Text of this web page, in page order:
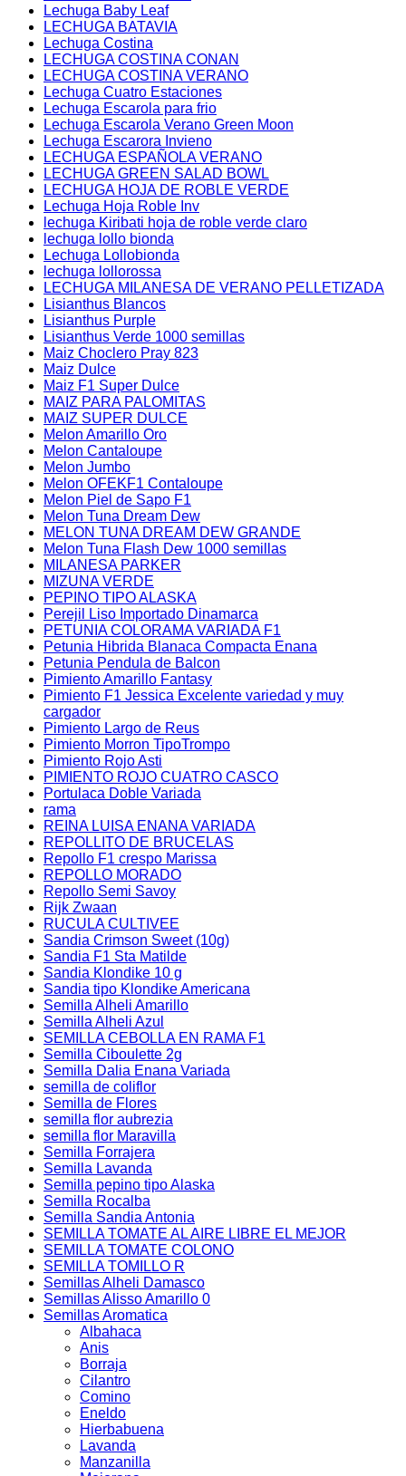
Lechuga Baby Leaf
LECHUGA BATAVIA
Lechuga Costina
LECHUGA COSTINA CONAN
LECHUGA COSTINA VERANO
Lechuga Cuatro Estaciones
Lechuga Escarola para frio
Lechuga Escarola Verano Green Moon
Lechuga Escarora Invieno
LECHUGA ESPAÑOLA VERANO
LECHUGA GREEN SALAD BOWL
LECHUGA HOJA DE ROBLE VERDE
Lechuga Hoja Roble Inv
lechuga Kiribati hoja de roble verde claro
lechuga lollo bionda
Lechuga Lollobionda
lechuga lollorossa
LECHUGA MILANESA DE VERANO PELLETIZADA
Lisianthus Blancos
Lisianthus Purple
Lisianthus Verde 1000 semillas
Maiz Choclero Pray 823
Maiz Dulce
Maiz F1 Super Dulce
MAIZ PARA PALOMITAS
MAIZ SUPER DULCE
Melon Amarillo Oro
Melon Cantaloupe
Melon Jumbo
Melon OFEKF1 Contaloupe
Melon Piel de Sapo F1
Melon Tuna Dream Dew
MELON TUNA DREAM DEW GRANDE
Melon Tuna Flash Dew 1000 semillas
MILANESA PARKER
MIZUNA VERDE
PEPINO TIPO ALASKA
Perejil Liso Importado Dinamarca
PETUNIA COLORAMA VARIADA F1
Petunia Hibrida Blanaca Compacta Enana
Petunia Pendula de Balcon
Pimiento Amarillo Fantasy
Pimiento F1 Jessica Excelente variedad y muy
cargador
Pimiento Largo de Reus
Pimiento Morron TipoTrompo
Pimiento Rojo Asti
PIMIENTO ROJO CUATRO CASCO
Portulaca Doble Variada
rama
REINA LUISA ENANA VARIADA
REPOLLITO DE BRUCELAS
Repollo F1 crespo Marissa
REPOLLO MORADO
Repollo Semi Savoy
Rijk Zwaan
RUCULA CULTIVEE
Sandia Crimson Sweet (10g)
Sandia F1 Sta Matilde
Sandia Klondike 10 g
Sandia tipo Klondike Americana
Semilla Alheli Amarillo
Semilla Alheli Azul
SEMILLA CEBOLLA EN RAMA F1
Semilla Ciboulette 2g
Semilla Dalia Enana Variada
semilla de coliflor
Semilla de Flores
semilla flor aubrezia
semilla flor Maravilla
Semilla Forrajera
Semilla Lavanda
Semilla pepino tipo Alaska
Semilla Rocalba
Semilla Sandia Antonia
SEMILLA TOMATE AL AIRE LIBRE EL MEJOR
SEMILLA TOMATE COLONO
SEMILLA TOMILLO R
Semillas Alheli Damasco
Semillas Alisso Amarillo 0
Semillas Aromatica
Albahaca
Anis
Borraja
Cilantro
Comino
Eneldo
Hierbabuena
Lavanda
Manzanilla